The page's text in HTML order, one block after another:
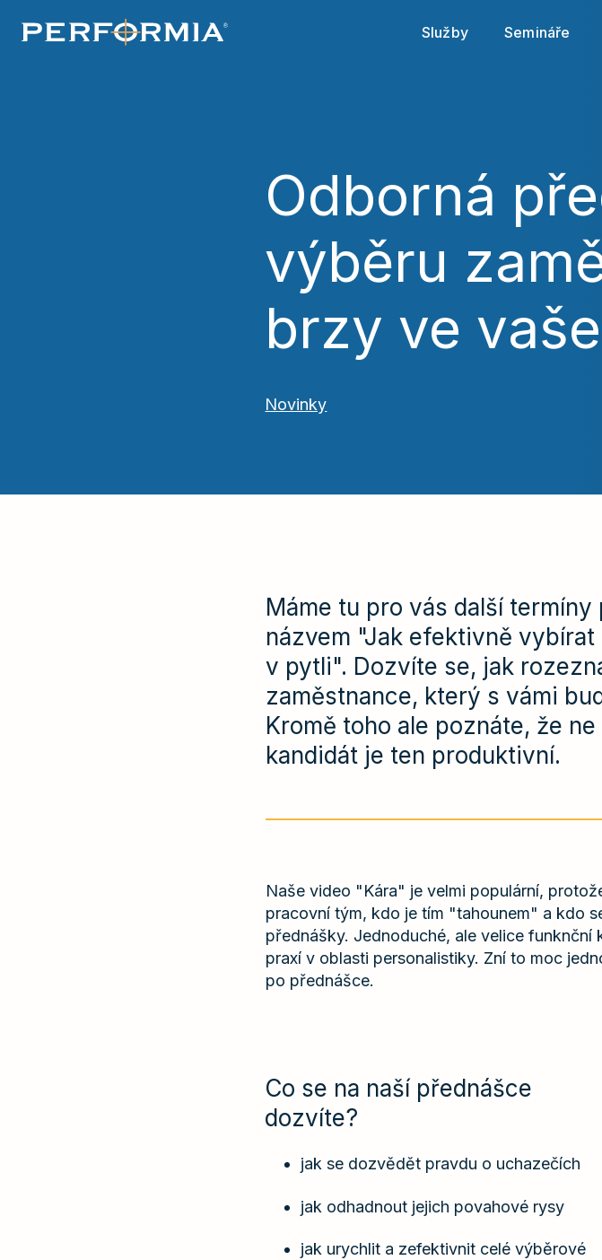
Služby Semináře
Odborná
výběru
brzy ve
Novinky
Máme tu pro vás další
názvem "Jak efektivně
v pytli". Dozvíte se, jak
zaměstnance, který s vámi
Kromě toho ale poznáte, že
kandidát je ten produktivní.
Naše video "Kára" je velmi populární,
pracovní tým, kdo je tím "tahounem" a kdo
přednášky. Jednoduché, ale velice
praxí v oblasti personalistiky. Zní to moc
po přednášce.
Co se na naší přednášce
dozvíte?
jak se dozvědět pravdu o uchazečích
jak odhadnout jejich povahové rysy
jak urychlit a zefektivnit celé výběrové